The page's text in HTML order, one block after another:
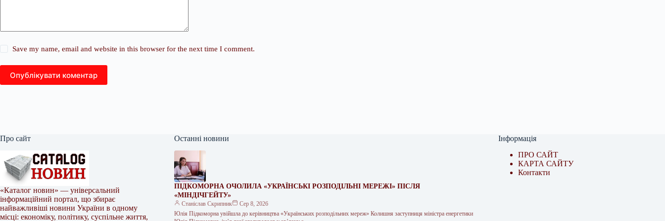
Save my name, email and website in this browser for the next time I comment.
Опублікувати коментар
Про сайт
«Каталог новин» — універсальний
інформаційний портал, що збирає
найважливіші новини України в одному
місці: економіку, політику, суспільне життя,
Останні новини
ПІДКОМОРНА ОЧОЛИЛА «УКРАЇНСЬКІ РОЗПОДІЛЬНІ МЕРЕЖІ» ПІСЛЯ
«МІНДІЧГЕЙТУ»
Станіслав Скрипник
Сер 8, 2026
Юлія Підкоморна увійшла до керівництва «Українських розподільних мереж» Колишня заступниця міністра енергетики
Інформація
ПРО САЙТ
КАРТА САЙТУ
Контакти